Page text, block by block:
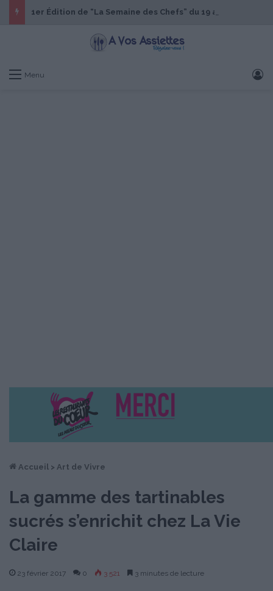
Menu
Accueil > Art de Vivre
La gamme des tartinables
sucrés s’enrichit chez La Vie
Claire
23 février 2017 0 3 521 3 minutes de lecture